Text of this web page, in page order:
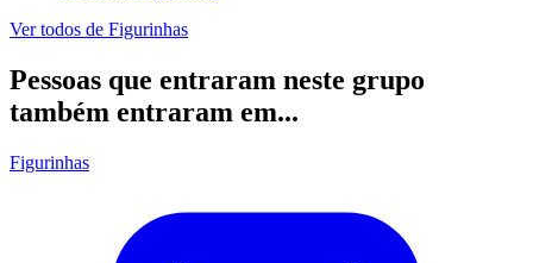
Ver todos de Figurinhas
Pessoas que entraram neste grupo
também entraram em...
Figurinhas